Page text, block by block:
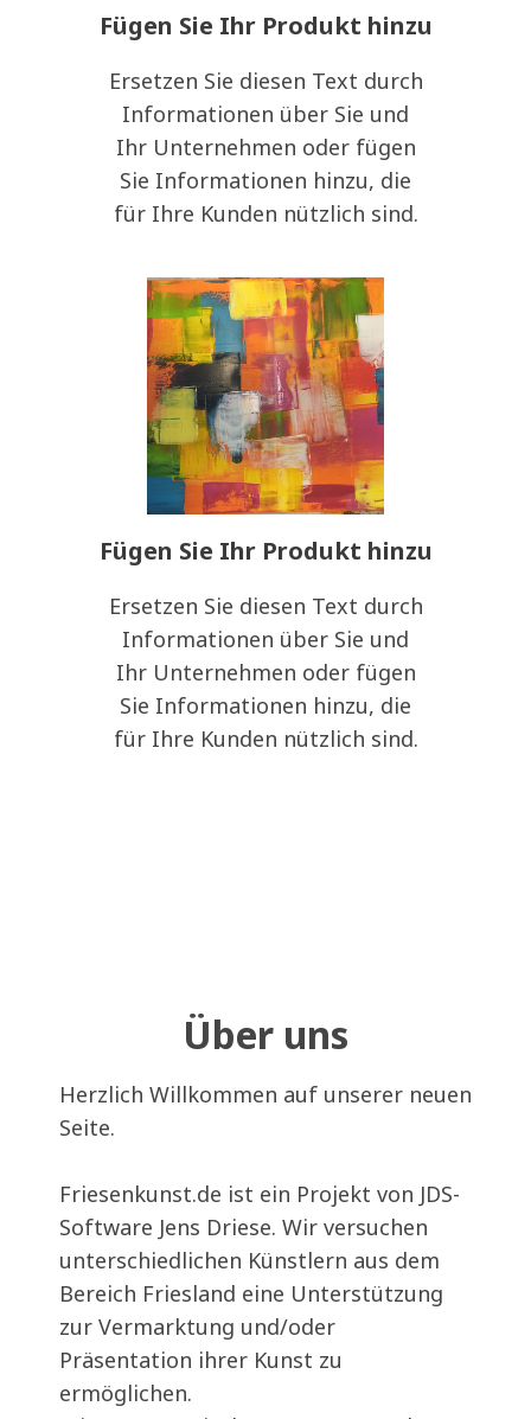
Fügen Sie Ihr Produkt hinzu
Ersetzen Sie diesen Text durch
Informationen über Sie und
Ihr Unternehmen oder fügen
Sie Informationen hinzu, die
für Ihre Kunden nützlich sind.
Fügen Sie Ihr Produkt hinzu
Ersetzen Sie diesen Text durch
Informationen über Sie und
Ihr Unternehmen oder fügen
Sie Informationen hinzu, die
für Ihre Kunden nützlich sind.
Über uns
Herzlich Willkommen auf unserer neuen
Seite.
Friesenkunst.de ist ein Projekt von JDS-
Software Jens Driese. Wir versuchen
unterschiedlichen Künstlern aus dem
Bereich Friesland eine Unterstützung
zur Vermarktung und/oder
Präsentation ihrer Kunst zu
ermöglichen.